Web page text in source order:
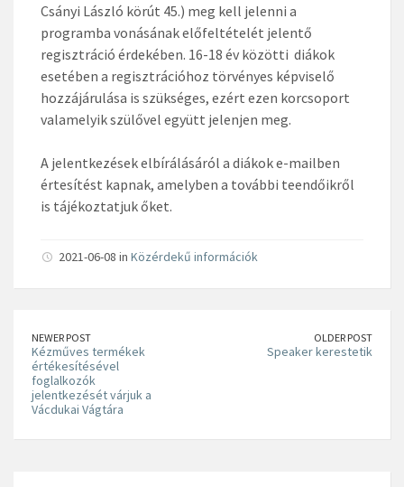
Csányi László körút 45.) meg kell jelenni a
programba vonásának előfeltételét jelentő
regisztráció érdekében. 16-18 év közötti diákok
esetében a regisztrációhoz törvényes képviselő
hozzájárulása is szükséges, ezért ezen korcsoport
valamelyik szülővel együtt jelenjen meg.
A jelentkezések elbírálásáról a diákok e-mailben
értesítést kapnak, amelyben a további teendőikről
is tájékoztatjuk őket.
2021-06-08 in Közérdekű információk
NEWER POST
Kézműves termékek
értékesítésével
foglalkozók
jelentkezését várjuk a
Vácdukai Vágtára
OLDER POST
Speaker kerestetik